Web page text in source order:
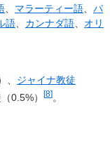
マラーティー語
パ
語 カンナダ語
オリ
、 ジャイナ教徒
0.5%） [8] 。